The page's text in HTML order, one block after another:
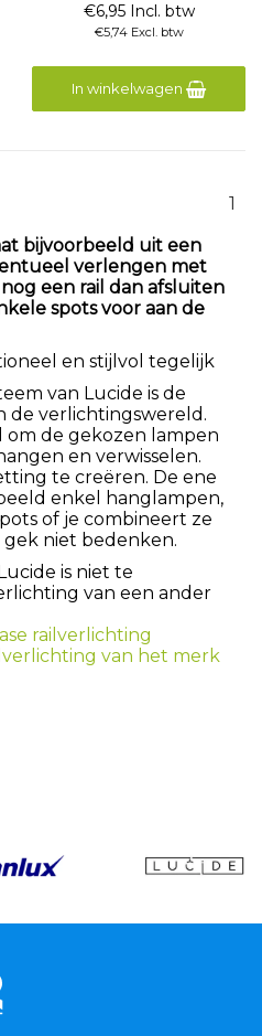
€6,95 Incl. btw
€5,74 Excl. btw
In winkelwagen
1
bijvoorbeeld uit een
verlengen met
een rail dan afsluiten
spots voor aan de
en stijlvol tegelijk
van Lucide is de
de verlichtingswereld.
om de gekozen lampen
en verwisselen.
te creëren. De ene
enkel hanglampen,
of je combineert ze
gek niet bedenken.
is niet te
van een ander
railverlichting
van het merk